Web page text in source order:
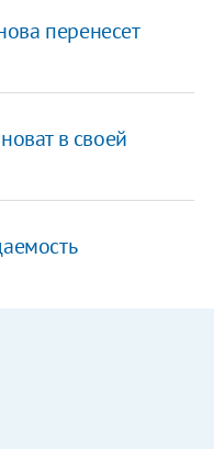
перенесет
в своей